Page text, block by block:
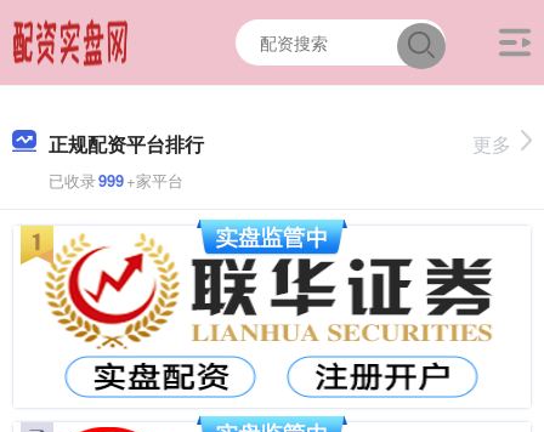
正规配资平台排行
已收录999+家平台
更多